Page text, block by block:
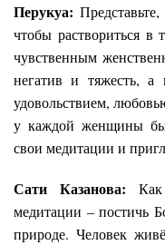
Перукуа:
чтобы раствориться
чувственным
негатив и тяжесть, а
удовольствием,
у каждой женщины
свои медитации и
Сати Казанова:
медитации – постичь
природе. Человек